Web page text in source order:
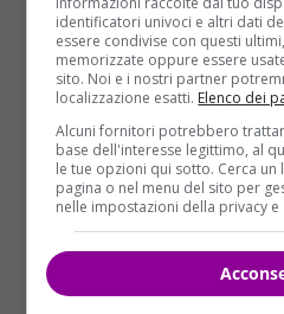
effetti cromatici e materici
per individuare...
Read More
ARTICOLI RECENTI
Myanmar: nove attivisti
carcere per proteste contro
Trump Media sotto
identificatori univoci e altri dati
essere condivise con questi
memorizzate oppure essere
sito. Noi e i nostri partner
localizzazione esatti. Elenco dei
Alcuni fornitori potrebbero
base dell'interesse legittimo, al
le tue opzioni qui sotto. Cerca un
pagina o nel menu del sito per
nelle impostazioni della privacy e